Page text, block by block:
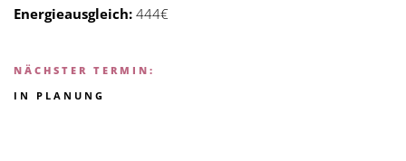
Energieausgleich: 444€
NÄCHSTER TERMIN:
IN PLANUNG